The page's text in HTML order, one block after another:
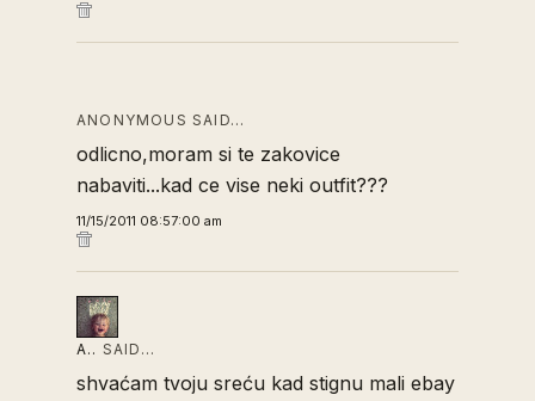
ANONYMOUS SAID…
odlicno,moram si te zakovice
nabaviti...kad ce vise neki outfit???
11/15/2011 08:57:00 am
A.. SAID…
shvaćam tvoju sreću kad stignu mali ebay